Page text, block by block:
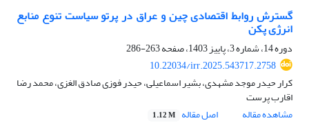
گسترش روابط اقتصادی چین و عراق در پرتو سیاست تنوع منابع
انرژی پکن
دوره 14، شماره 3، پاییز 1403، صفحه
263-286
10.22034/irr.2025.543717.2758
کرار حیدر موجد مشهدی، بشیر اسماعیلی، حیدر فوزی صادق الغزی، محمد رضا
اقارب پرست
مشاهده مقاله
اصل مقاله 1.12 M